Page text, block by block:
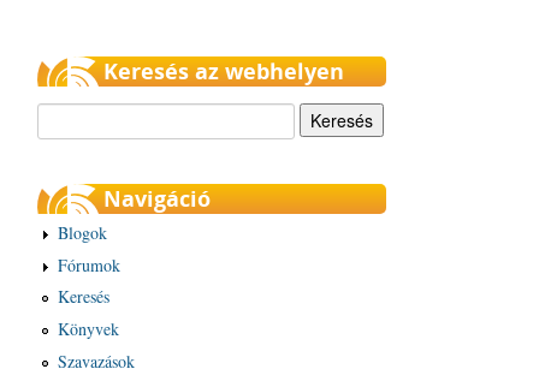
Keresés az webhelyen
Navigáció
Blogok
Fórumok
Keresés
Könyvek
Szavazások